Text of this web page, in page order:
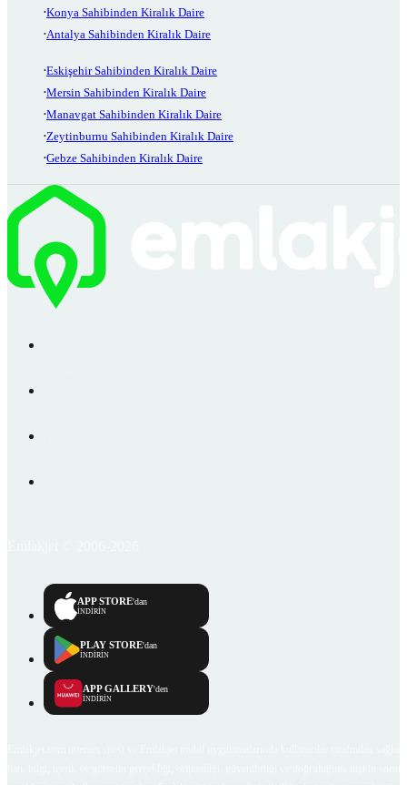
Konya Sahibinden Kiralık Daire
Antalya Sahibinden Kiralık Daire
Eskişehir Sahibinden Kiralık Daire
Mersin Sahibinden Kiralık Daire
Manavgat Sahibinden Kiralık Daire
Zeytinburnu Sahibinden Kiralık Daire
Gebze Sahibinden Kiralık Daire
APP STORE'dan
İNDİRİN
PLAY STORE'dan
İNDİRİN
APP GALLERY'den
İNDİRİN